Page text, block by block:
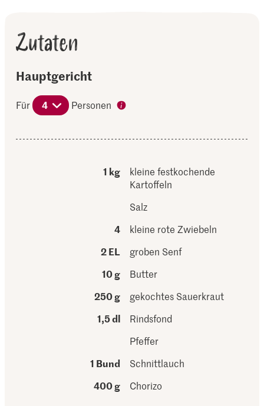
Zutaten
Hauptgericht
Für 4 Personen
1 kg
kleine festkochende
Kartoffeln
Salz
4
kleine rote Zwiebeln
2 EL
groben Senf
10 g
Butter
250 g
gekochtes Sauerkraut
1,5 dl
Rindsfond
Pfeffer
1 Bund
Schnittlauch
400 g
Chorizo